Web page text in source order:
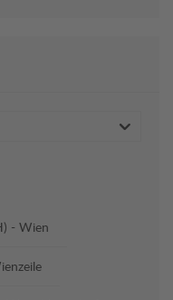
- Wien